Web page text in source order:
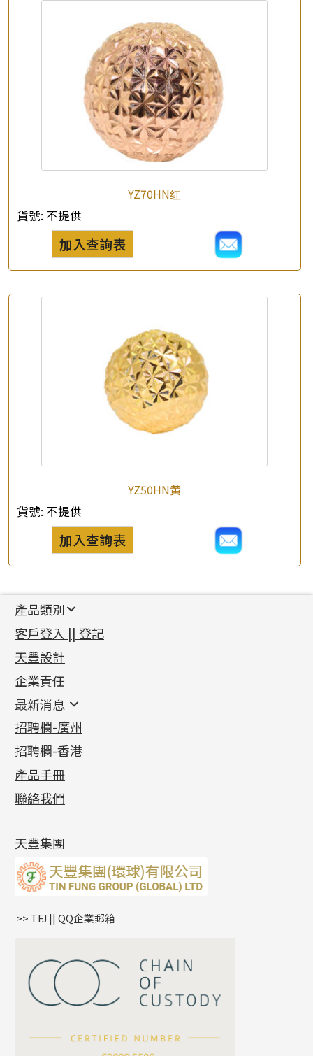
產品查詢
你的名字
公司名稱
e-mail
*聯絡電話
查詢以下產品
YZ70HN红
貨號: 不提供
加入查詢表
YZ50HN黄
貨號: 不提供
加入查詢表
公司名稱
產品類別
新產品
足金系列
足金配件
機織鏈系列
珠仔鏈
镶口链
管狀網鏈
十字車花鏈系列
十字閃O鏈系列
十字錘打鏈系列
側身車花鏈系列
側身鏈系列
雙十字鏈系列
水波鏈系列
蛇骨鏈系列
鏈尾系列
嘴唇鏈系列
S車花鏈系列
珍珠鏈系列
坦克鏈系列
滿天星鏈系列
方假繩鏈系列
首飾配件
耳環類配件
卷迫系列
螺絲迫系列
梅花迫系列
平臺迫系列
綫拍系列
美拍系列
耳環扣系列
耳綫/耳鈎系列
耳環爪頭
耳環
鏈類配件
動感車花吊墜
調節珠系列
生圈扣系列
龍蝦扣系列
鴨俐制系列
字母吊墜
相盒吊墜
項鏈吊墜
生肖吊墜
星座吊墜
珠扣
其他類配件
珠盤系列
袖口鈕系列
焊片及鐳射綫
空心車花管
珠類配件
無孔光身珠
空心光身珠
無孔批花珠
鑲口類
四爪頭系列
六爪頭系列
車花片
動感車花片
鑲口戒指
鑲口手鏈系列
首飾系列
手镯系列
戒指系列
空心耳環
空心车花管首饰链
空心手鐲系列
貴金屬原料
千足金
記憶金屬系列
記憶戒指
拉簧珠珠手鏈
記憶鈦手鐲
客戶登入 || 登記
天豐設計
企業責任
最新消息
最新消息
各項證書(2)
相片集(9)
展覽會資訊
最新產品資訊
招聘欄-廣州
招聘欄-香港
產品手冊
聯絡我們
天豐集團
>> TFJ || QQ企業郵箱